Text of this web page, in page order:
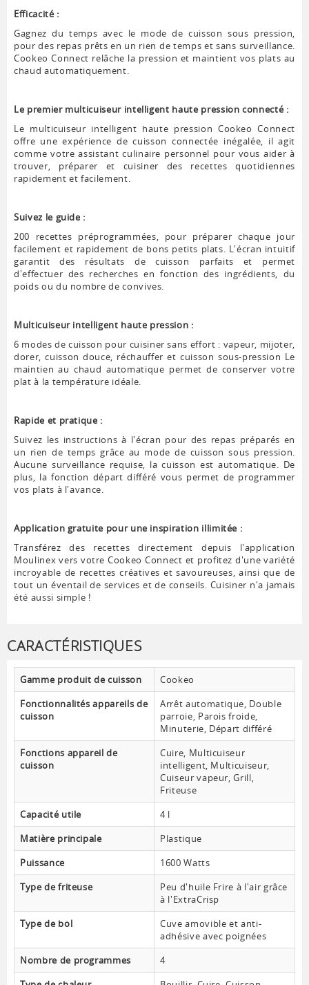
Efficacité :
Gagnez du temps avec le mode de cuisson sous pression,
pour des repas prêts en un rien de temps et sans surveillance.
Cookeo Connect relâche la pression et maintient vos plats au
chaud automatiquement.
Le premier multicuiseur intelligent haute pression connecté :
Le multicuiseur intelligent haute pression Cookeo Connect
offre une expérience de cuisson connectée inégalée, il agit
comme votre assistant culinaire personnel pour vous aider à
trouver, préparer et cuisiner des recettes quotidiennes
rapidement et facilement.
Suivez le guide :
200 recettes préprogrammées, pour préparer chaque jour
facilement et rapidement de bons petits plats. L'écran intuitif
garantit des résultats de cuisson parfaits et permet
d'effectuer des recherches en fonction des ingrédients, du
poids ou du nombre de convives.
Multicuiseur intelligent haute pression :
6 modes de cuisson pour cuisiner sans effort : vapeur, mijoter,
dorer, cuisson douce, réchauffer et cuisson sous-pression Le
maintien au chaud automatique permet de conserver votre
plat à la température idéale.
Rapide et pratique :
Suivez les instructions à l'écran pour des repas préparés en
un rien de temps grâce au mode de cuisson sous pression.
Aucune surveillance requise, la cuisson est automatique. De
plus, la fonction départ différé vous permet de programmer
vos plats à l'avance.
Application gratuite pour une inspiration illimitée :
Transférez des recettes directement depuis l'application
Moulinex vers votre Cookeo Connect et profitez d'une variété
incroyable de recettes créatives et savoureuses, ainsi que de
tout un éventail de services et de conseils. Cuisiner n'a jamais
été aussi simple !
CARACTÉRISTIQUES
Gamme produit de cuisson
Cookeo
Fonctionnalités appareils de
cuisson
Arrêt automatique, Double
parroie, Parois froide,
Minuterie, Départ différé
Fonctions appareil de
cuisson
Cuire, Multicuiseur
intelligent, Multicuiseur,
Cuiseur vapeur, Grill,
Friteuse
Capacité utile
4 l
Matière principale
Plastique
Puissance
1600 Watts
Type de friteuse
Peu d'huile Frire à l'air grâce
à l'ExtraCrisp
Type de bol
Cuve amovible et anti-
adhésive avec poignées
Nombre de programmes
4